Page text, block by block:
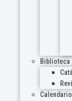
Biblioteca